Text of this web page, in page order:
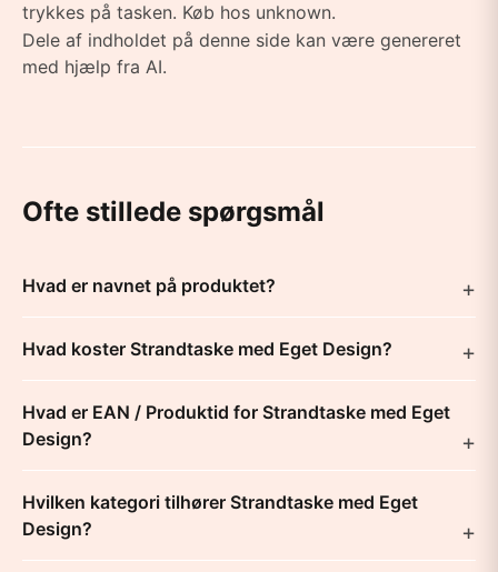
trykkes på tasken. Køb hos unknown.
Dele af indholdet på denne side kan være genereret
med hjælp fra AI.
Ofte stillede spørgsmål
Hvad er navnet på produktet?
Hvad koster Strandtaske med Eget Design?
Hvad er EAN / Produktid for Strandtaske med Eget
Design?
Hvilken kategori tilhører Strandtaske med Eget
Design?